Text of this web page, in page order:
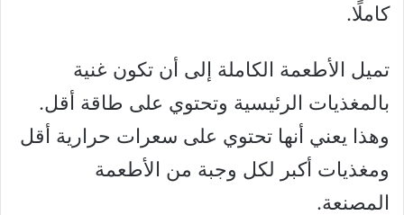
كاملًا.
تميل الأطعمة الكاملة إلى أن تكون غنية
بالمغذيات الرئيسية وتحتوي على طاقة أقل.
وهذا يعني أنها تحتوي على سعرات حرارية أقل
ومغذيات أكبر لكل وجبة من الأطعمة
المصنعة.